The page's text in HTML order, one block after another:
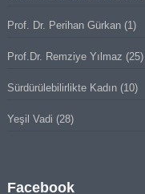
Prof. Dr. Perihan Gürkan(1)
Prof.Dr. Remziye Yılmaz (25)
Sürdürülebilirlikte Kadın(10)
Yeşil Vadi (28)
Facebook